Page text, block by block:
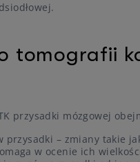
tomografii
przysadki mózgowej
przysadki – zmiany takie
w ocenie ich